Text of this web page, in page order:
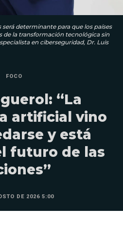
determinante para que los países
de la transformación tecnológica sin
en ciberseguridad, Dr. Luis
FOCO
“La
artificial vino
y está
futuro de las
DE 2026 5:00